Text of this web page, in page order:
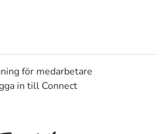
för medarbetare
in till Connect